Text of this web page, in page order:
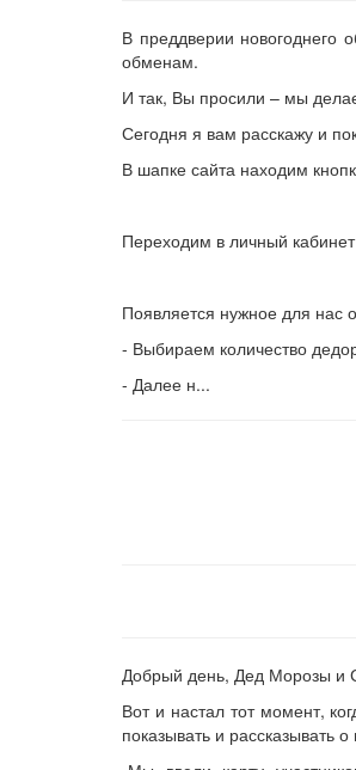
В преддверии новогоднего
обменам.
И так, Вы просили – мы
Сегодня я вам расскажу и
В шапке сайта находим
Переходим в личный
Появляется нужное для нас
- Выбираем количество
- Далее н...
Добрый день, Дед Морозы и
Вот и настал тот момент,
показывать и рассказывать